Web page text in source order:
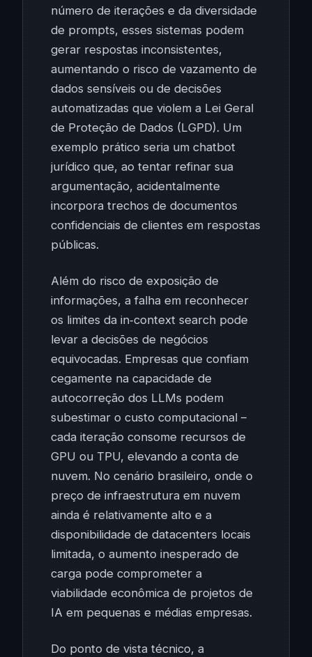
número de iterações e da diversidade
de prompts, esses sistemas podem
gerar respostas inconsistentes,
aumentando o risco de vazamento de
dados sensíveis ou de decisões
automatizadas que violem a Lei Geral
de Proteção de Dados (LGPD). Um
exemplo prático seria um chatbot
jurídico que, ao tentar refinar sua
argumentação, acidentalmente
incorpora trechos de documentos
confidenciais de clientes em respostas
públicas.
Além do risco de exposição de
informações, a falha em reconhecer
os limites da in‑context search pode
levar a decisões de negócios
equivocadas. Empresas que confiam
cegamente na capacidade de
autocorreção dos LLMs podem
subestimar o custo computacional –
cada iteração consome recursos de
GPU ou TPU, elevando a conta de
nuvem. No cenário brasileiro, onde o
preço de infraestrutura em nuvem
ainda é relativamente alto e a
disponibilidade de datacenters locais
limitada, o aumento inesperado de
carga pode comprometer a
viabilidade econômica de projetos de
IA em pequenas e médias empresas.
Do ponto de vista técnico, a